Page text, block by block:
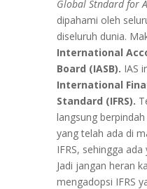
Global Stndard for
dipahami oleh
diseluruh dunia.
International
Board (IASB). IAS
International
Standard (IFRS).
langsung
yang telah ada di
IFRS, sehingga
Jadi jangan heran
mengadopsi IFRS